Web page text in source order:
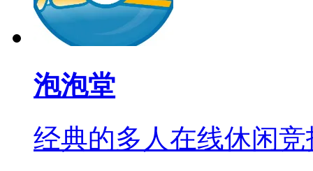
泡泡堂
经典的多人在线休闲